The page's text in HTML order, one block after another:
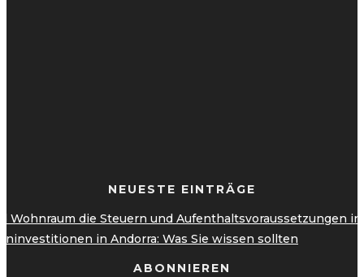
NEUESTE EINTRÄGE
Wohnraum die Steuern und Aufenthaltsvoraussetzungen
in Andorra: Was Sie wissen sollten
ABONNIEREN